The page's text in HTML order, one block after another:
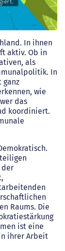
In ihnen
aktiv. Ob in
als
In
ganz
wie
das
koordiniert.
der
Raums. Die
ist eine
ihrer Arbeit